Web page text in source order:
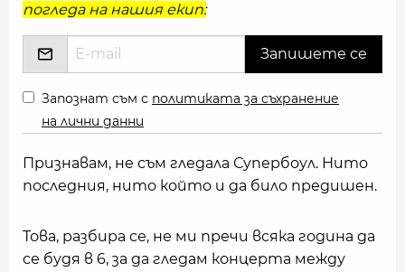
погледа на нашия екип:
Запознат съм с политиката за съхранение
на лични данни
Признавам, не съм гледала Супербоул. Нито
последния, нито който и да било предишен.
Това, разбира се, не ми пречи всяка година да
се будя в 6, за да гледам концерта между